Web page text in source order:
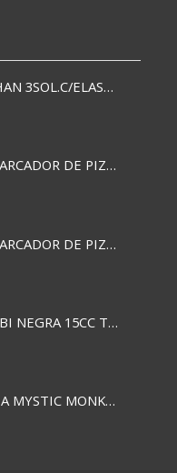
CARPETA PRESSPHAN 3SOL.C/ELAST MARRON A4 P01A
TINTA TRABI P/ MARCADOR DE PIZARRA x30ml AZUL
TINTA TRABI P/ MARCADOR DE PIZARRA x30ml ROJO
TINTA CHINA TRABI NEGRA 15CC TR3460
BOLSA PAPEL FTSIA MYSTIC MONKEY 14/08/20